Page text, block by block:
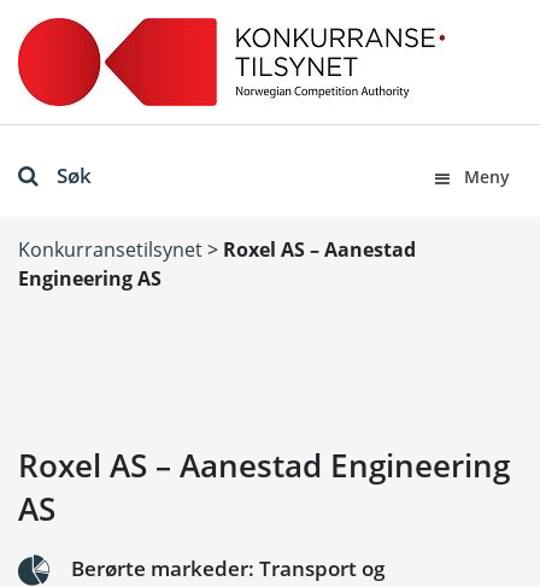
Søk Meny
Konkurransetilsynet> Roxel AS – Aanestad
Engineering AS
Roxel AS – Aanestad Engineering
AS
Berørte markeder: Transport og